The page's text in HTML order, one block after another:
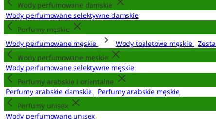
Wody perfumowane damskie
Wody perfumowane selektywne damskie
Perfumy męskie
Wody perfumowane męskie
Wody toaletowe męskie
Wody perfumowane męskie
Wody perfumowane selektywne męskie
Perfumy arabskie i orientalne
Perfumy arabskie damskie
Perfumy arabskie męskie
Perfumy unisex
Wody perfumowane unisex